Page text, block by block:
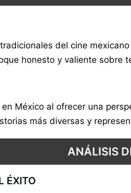
del cine
honesto y valiente sobre
México al ofrecer una
más diversas y
ANÁLISIS
ÉXITO